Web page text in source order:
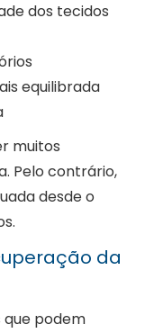
dos tecidos
equilibrada
muitos
Pelo contrário,
desde o
da
que podem